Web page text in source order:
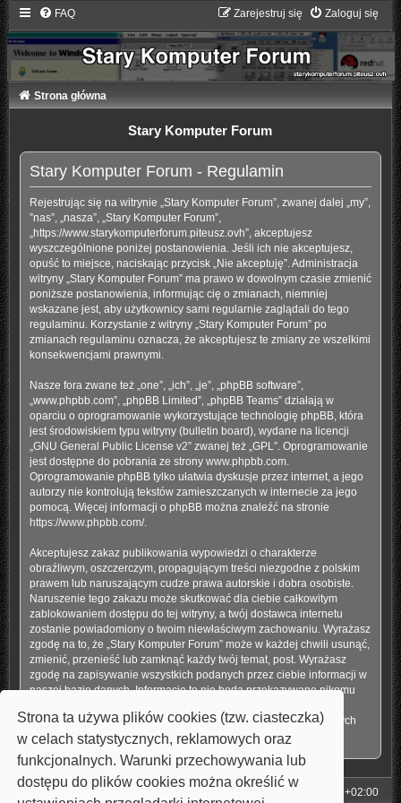
Strona ta używa plików cookies (tzw. ciasteczka)
w celach statystycznych, reklamowych oraz
funkcjonalnych. Warunki przechowywania lub
dostępu do plików cookies można określić w
FAQ Zaloguj się
Zarejestruj się
Strona główna
Stary Komputer Forum
Stary Komputer Forum - Regulamin
Rejestrując się na witrynie „Stary Komputer Forum”, zwanej dalej „my”,
”nas”, „nasza”, „Stary Komputer Forum”,
„https://www.starykomputerforum.piteusz.ovh”, akceptujesz
wyszczególnione poniżej postanowienia. Jeśli ich nie akceptujesz,
opuść to miejsce, naciskając przycisk „Nie akceptuję”. Administracja
witryny „Stary Komputer Forum” ma prawo w dowolnym czasie zmienić
poniższe postanowienia, informując cię o zmianach, niemniej
wskazane jest, aby użytkownicy sami regularnie zaglądali do tego
regulaminu. Korzystanie z witryny „Stary Komputer Forum” po
zmianach regulaminu oznacza, że akceptujesz te zmiany ze wszelkimi
konsekwencjami prawnymi.
Nasze fora zwane też „one”, „ich”, „je”, „phpBB software”,
„www.phpbb.com”, „phpBB Limited”, „phpBB Teams” działają w
oparciu o oprogramowanie wykorzystujące technologię phpBB, która
jest środowiskiem typu witryny (bulletin board), wydane na licencji
GNU General Public License v2” zwanej też „GPL”. Oprogramowanie
jest dostępne do pobrania ze strony www.phpbb.com.
Oprogramowanie phpBB tylko ułatwia dyskusje przez internet, a jego
autorzy nie kontrolują tekstów zamieszczanych w internecie za jego
pomocą. Więcej informacji o phpBB można znaleźć na stronie
https://www.phpbb.com/.
Akceptujesz zakaz publikowania wypowiedzi o charakterze
obraźliwym, oszczerczym, propagującym treści niezgodne z polskim
prawem lub naruszającym cudze prawa autorskie i dobra osobiste.
Naruszenie tego zakazu może skutkować dla ciebie całkowitym
zablokowaniem dostępu do tej witryny, a twój dostawca internetu
zostanie powiadomiony o twoim niewłaściwym zachowaniu. Wyrażasz
zgodę na to, że „Stary Komputer Forum” może w każdej chwili usunąć,
zmienić, przenieść lub zamknąć każdy twój temat, post. Wyrażasz
zgodę na zapisywanie wszystkich podanych przez ciebie informacji w
naszej bazie danych. Informacje te nie będą przekazywane nikomu
ponosi odpowiedzialności za włamania do witryny, podczas których
może dojść do kradzieży danych.
Strona główna UTC+02:00